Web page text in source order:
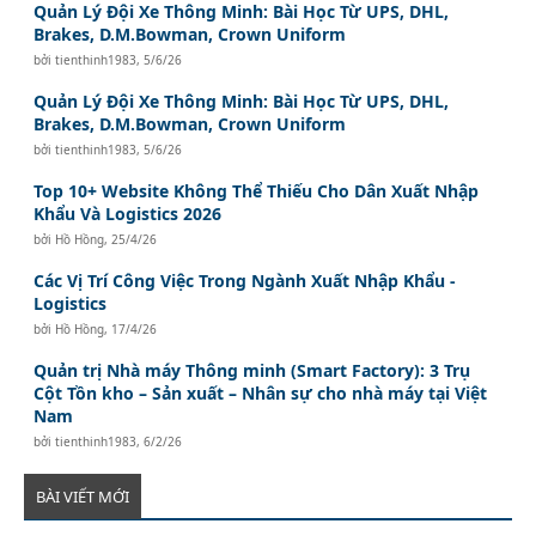
Quản Lý Đội Xe Thông Minh: Bài Học Từ UPS, DHL,
Brakes, D.M.Bowman, Crown Uniform
bởitienthinh1983, 5/6/26
Quản Lý Đội Xe Thông Minh: Bài Học Từ UPS, DHL,
Brakes, D.M.Bowman, Crown Uniform
bởitienthinh1983, 5/6/26
Top 10+ Website Không Thể Thiếu Cho Dân Xuất Nhập
Khẩu Và Logistics 2026
bởi Hồ Hồng, 25/4/26
Các Vị Trí Công Việc Trong Ngành Xuất Nhập Khẩu -
Logistics
bởi Hồ Hồng, 17/4/26
Quản trị Nhà máy Thông minh (Smart Factory): 3 Trụ
Cột Tồn kho – Sản xuất – Nhân sự cho nhà máy tại Việt
Nam
bởitienthinh1983,6/2/26
BÀI VIẾT MỚI